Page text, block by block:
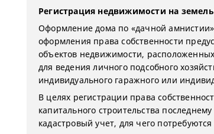
Регистрация недвижимости на
Оформление дома по «дачной
оформления права собственности
объектов недвижимости,
для ведения личного подсобного
индивидуального гаражного или
В целях регистрации права
капитального строительства
кадастровый учет, для чего